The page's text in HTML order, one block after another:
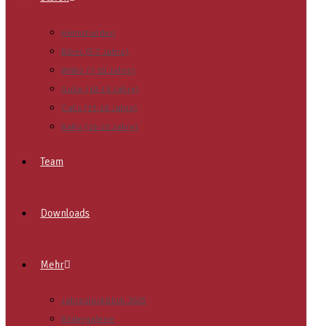
Heimstunden
Biber (5-7 Jahre)
WiWö (7-10 Jahre)
GuSp (10-13 Jahre)
CaEx (13-16 Jahre)
RaRo (16-20 Jahre)
Team
Downloads
Mehr
Jahresrückblick 2025
Bildergalerie